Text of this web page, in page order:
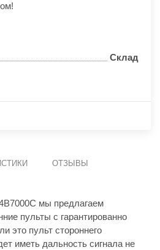
Склад
ОТЗЫВЫ
мы предлагаем
пульты с гарантированно
это пульт стороннего
иметь дальность сигнала не